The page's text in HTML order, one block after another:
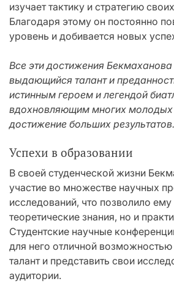
изучает тактику и стратегию
Благодаря этому он постоянно
уровень и добивается новых
Все эти достижения
выдающийся талант и
истинным героем и легендой
вдохновляющим многих молодых
достижение больших результатов.
Успехи в образовании
В своей студенческой жизни
участие во множестве научных
исследований, что позволило ему
теоретические знания, но и
Студентские научные
для него отличной
талант и представить свои
аудитории.